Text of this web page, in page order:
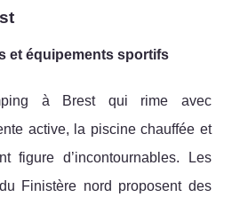
et équipements sportifs
à Brest qui rime avec
active, la piscine chauffée et
figure d’incontournables. Les
Finistère nord proposent des